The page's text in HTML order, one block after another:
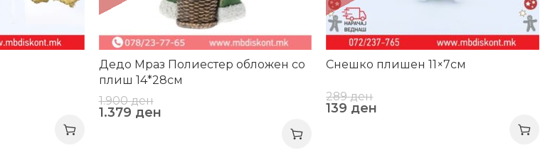
Дедо Мраз Полиестер обложен со
плиш 14*28см
1.900ден
1.379 ден
Снешко плишен 11×7см
289ден
139 ден